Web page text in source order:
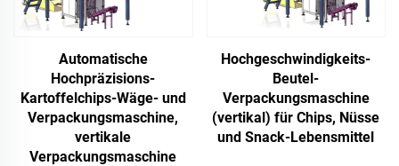
Automatische
Hochpräzisions-
Kartoffelchips-Wäge- und
Verpackungsmaschine,
vertikale
Verpackungsmaschine
Hochgeschwindigkeits-
Beutel-
Verpackungsmaschine
(vertikal) für Chips, Nüsse
und Snack-Lebensmittel